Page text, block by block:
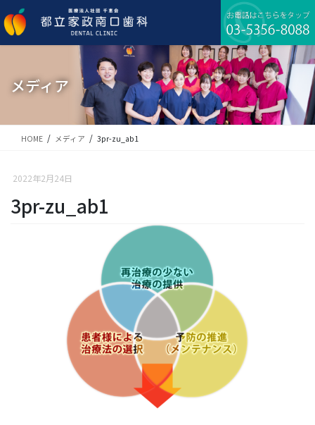
ン
テ
ビ
ゲ
移
メディア
HOME メディア 3pr-zu_ab1
2022年2月24日
3pr-zu_ab1